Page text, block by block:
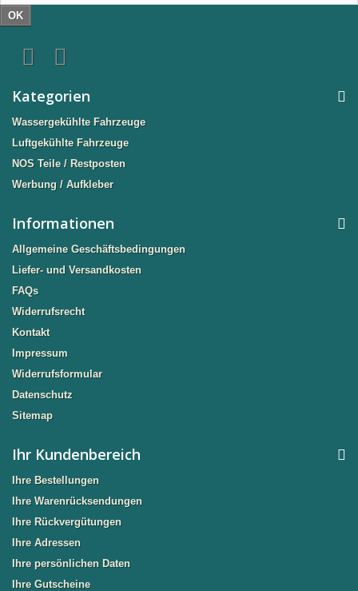
OK
Kategorien
Wassergekühlte Fahrzeuge
Luftgekühlte Fahrzeuge
NOS Teile / Restposten
Werbung / Aufkleber
Informationen
Allgemeine Geschäftsbedingungen
Liefer- und Versandkosten
FAQs
Widerrufsrecht
Kontakt
Impressum
Widerrufsformular
Datenschutz
Sitemap
Ihr Kundenbereich
Ihre Bestellungen
Ihre Warenrücksendungen
Ihre Rückvergütungen
Ihre Adressen
Ihre persönlichen Daten
Ihre Gutscheine